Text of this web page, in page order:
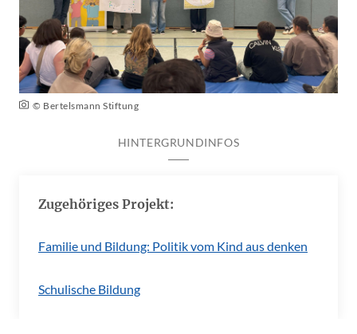
© Bertelsmann Stiftung
HINTERGRUNDINFOS
Zugehöriges Projekt:
Familie und Bildung: Politik vom Kind aus denken
Schulische Bildung